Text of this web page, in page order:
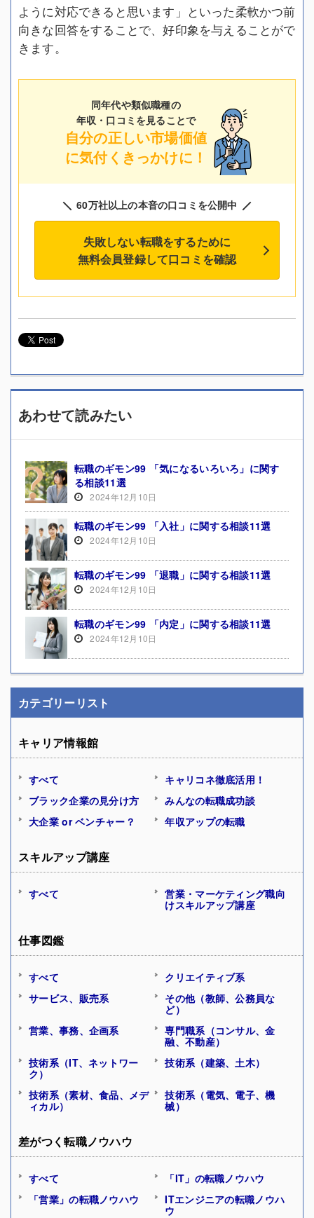
ように対応できると思います」といった柔軟かつ前
向きな回答をすることで、好印象を与えることがで
きます。
同年代や類似職種の
年収・口コミを見ることで
自分の正しい市場価値
に気付くきっかけに！
60万社以上の本音の口コミを公開中
失敗しない転職をするために
無料会員登録して口コミを確認
あわせて読みたい
転職のギモン99 「気になるいろいろ」に関す
る相談11選
2024年12月10日
転職のギモン99 「入社」に関する相談11選
2024年12月10日
転職のギモン99 「退職」に関する相談11選
2024年12月10日
転職のギモン99 「内定」に関する相談11選
2024年12月10日
カテゴリーリスト
キャリア情報館
すべて
キャリコネ徹底活用！
ブラック企業の見分け方
みんなの転職成功談
大企業 or ベンチャー？
年収アップの転職
スキルアップ講座
すべて
営業・マーケティング職向
けスキルアップ講座
仕事図鑑
すべて
クリエイティブ系
サービス、販売系
その他（教師、公務員な
ど）
営業、事務、企画系
専門職系（コンサル、金
融、不動産）
技術系（IT、ネットワー
ク）
技術系（建築、土木）
技術系（素材、食品、メデ
ィカル）
技術系（電気、電子、機
械）
差がつく転職ノウハウ
すべて
「IT」の転職ノウハウ
「営業」の転職ノウハウ
ITエンジニアの転職ノウハ
ウ